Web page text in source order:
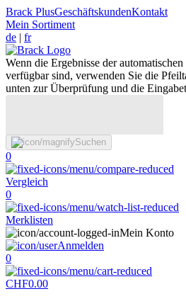
Brack PlusGeschäftskundenKontakt
Mein Sortiment
de | fr
Wenn die Ergebnisse der
verfügbar sind, verwenden Sie die
unten zur Überprüfung und die
Suchen
0
Vergleich
0
Merklisten
Mein Konto
Anmelden
0
CHF0.00